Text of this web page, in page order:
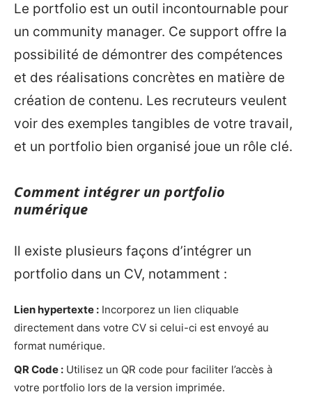
Le portfolio est un outil incontournable pour
un community manager. Ce support offre la
possibilité de démontrer des compétences
et des réalisations concrètes en matière de
création de contenu. Les recruteurs veulent
voir des exemples tangibles de votre travail,
et un portfolio bien organisé joue un rôle clé.
Comment intégrer un portfolio
numérique
Il existe plusieurs façons d’intégrer un
portfolio dans un CV, notamment :
Lien hypertexte : Incorporez un lien cliquable
directement dans votre CV si celui-ci est envoyé au
format numérique.
QR Code : Utilisez un QR code pour faciliter l’accès à
votre portfolio lors de la version imprimée.